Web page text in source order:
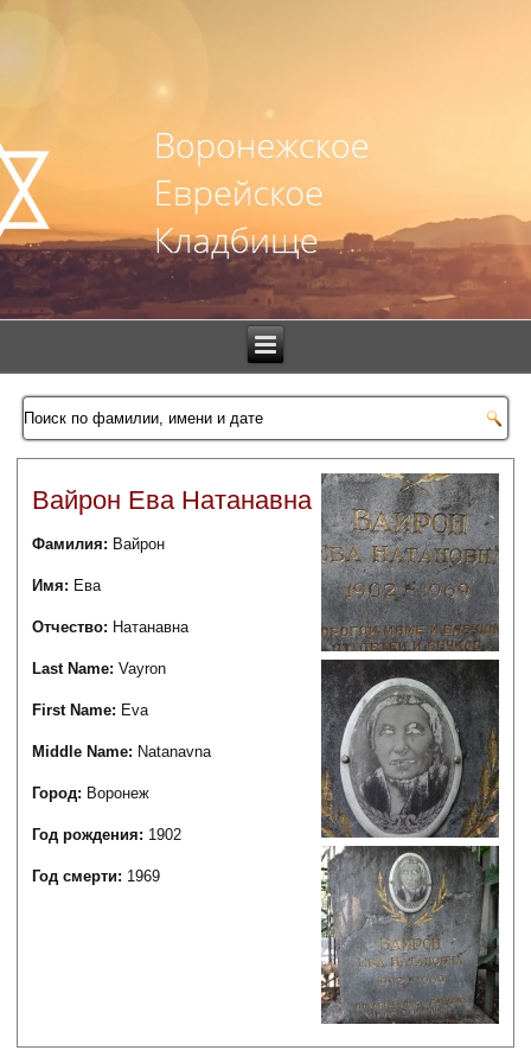
Вайрон Ева Натанавна
Фамилия: Вайрон
Имя: Ева
Отчество: Натанавна
Last Name:Vayron
First Name: Eva
Middle Name: Natanavna
Город: Воронеж
Год рождения: 1902
Год смерти: 1969